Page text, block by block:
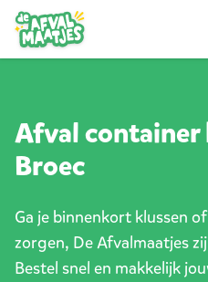
Afval container
Broec
Ga je binnenkort klussen
zorgen, De Afvalmaatjes
Bestel snel en makkelijk